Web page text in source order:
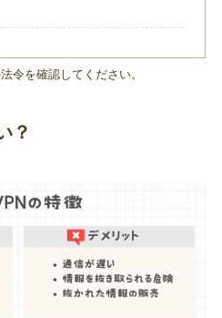
令を確認してください。
？